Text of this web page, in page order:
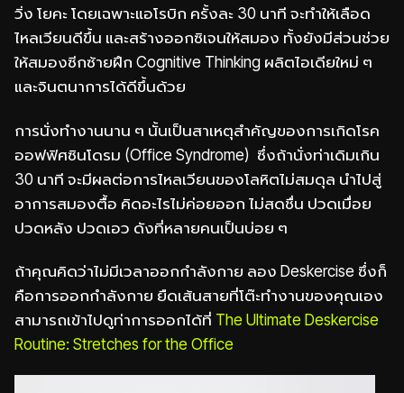
วิ่ง โยคะ โดยเฉพาะแอโรบิก ครั้งละ 30 นาที จะทำให้เลือด
ไหลเวียนดีขึ้น และสร้างออกซิเจนให้สมอง ทั้งยังมีส่วนช่วย
ให้สมองซีกซ้ายฝึก Cognitive Thinking ผลิตไอเดียใหม่ ๆ
และจินตนาการได้ดีขึ้นด้วย
การนั่งทำงานนาน ๆ นั้นเป็นสาเหตุสำคัญของการเกิดโรค
ออฟฟิศซินโดรม (Office Syndrome) ซึ่งถ้านั่งท่าเดิมเกิน
30 นาที จะมีผลต่อการไหลเวียนของโลหิตไม่สมดุล นำไปสู่
อาการสมองตื้อ คิดอะไรไม่ค่อยออก ไม่สดชื่น ปวดเมื่อย
ปวดหลัง ปวดเอว ดังที่หลายคนเป็นบ่อย ๆ
ถ้าคุณคิดว่าไม่มีเวลาออกกำลังกาย ลอง Deskercise ซึ่งก็
คือการออกกำลังกาย ยืดเส้นสายที่โต๊ะทำงานของคุณเอง
สามารถเข้าไปดูท่าการออกได้ที่ The Ultimate Deskercise
Routine: Stretches for the Office